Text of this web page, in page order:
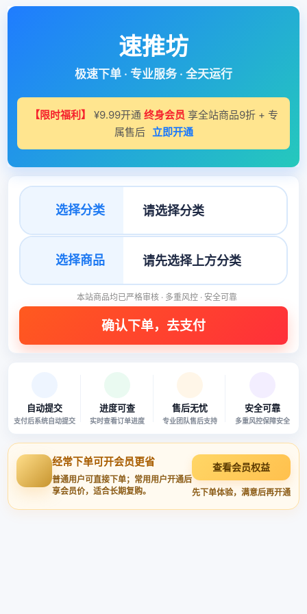
速推坊
极速下单 · 专业服务 · 全天运行
【限时福利】 ¥9.99开通 终身会员 享全站商品9折 + 专
属售后 立即开通
选择分类
选择商品
本站商品均已严格审核 · 多重风控 · 安全可靠
自动提交
支付后系统自动提交
进度可查
实时查看订单进度
售后无忧
专业团队售后支持
安全可靠
多重风控保障安全
经常下单可开会员更省
普通用户可直接下单；常用用户开通后
享会员价，适合长期复购。
查看会员权益
先下单体验，满意后再开通